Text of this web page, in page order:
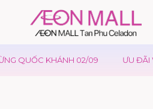
QUỐC KHÁNH 02/09 ƯU ĐÃI